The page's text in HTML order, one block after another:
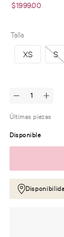
$1999.00
Talla
XS S
Últimas piezas
Disponible